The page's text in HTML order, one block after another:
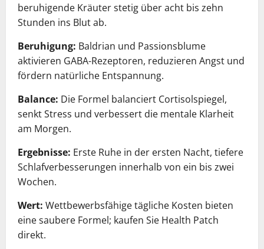
beruhigende Kräuter stetig über acht bis zehn
Stunden ins Blut ab.
Beruhigung: Baldrian und Passionsblume
aktivieren GABA-Rezeptoren, reduzieren Angst und
fördern natürliche Entspannung.
Balance: Die Formel balanciert Cortisolspiegel,
senkt Stress und verbessert die mentale Klarheit
am Morgen.
Ergebnisse: Erste Ruhe in der ersten Nacht, tiefere
Schlafverbesserungen innerhalb von ein bis zwei
Wochen.
Wert: Wettbewerbsfähige tägliche Kosten bieten
eine saubere Formel; kaufen Sie Health Patch
direkt.